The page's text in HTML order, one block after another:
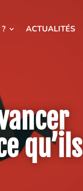
ACTUALITÉS
qu’ils